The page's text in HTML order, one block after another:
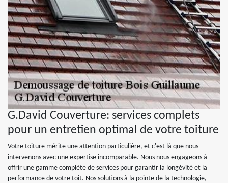
G.David Couverture: services complets
pour un entretien optimal de votre toiture
Votre toiture mérite une attention particulière, et c'est là que nous
intervenons avec une expertise incomparable. Nous nous engageons à
offrir une gamme complète de services pour garantir la longévité et la
performance de votre toit. Nos solutions à la pointe de la technologie,